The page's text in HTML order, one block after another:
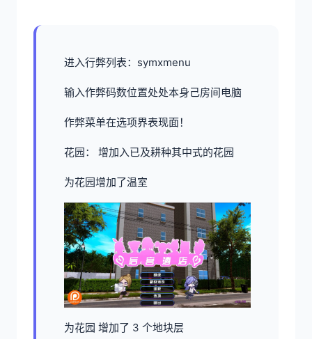
进入行弊列表：symxmenu
输入作弊码数位置处处本身己房间电脑
作弊菜单在选项界表现面！
花园： 增加入已及耕种其中式的花园
为花园增加了温室
为花园 增加了 3 个地块层